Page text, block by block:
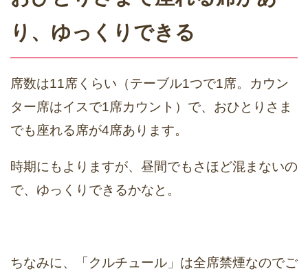
り、ゆっくりできる
席数は11席くらい（テーブル1つで1席。カウン
ター席はイスで1席カウント）で、おひとりさま
でも座れる席が4席あります。
時期にもよりますが、昼間でもさほど混まないの
で、ゆっくりできるかなと。
ちなみに、「クルチュール」は全席禁煙なのでご